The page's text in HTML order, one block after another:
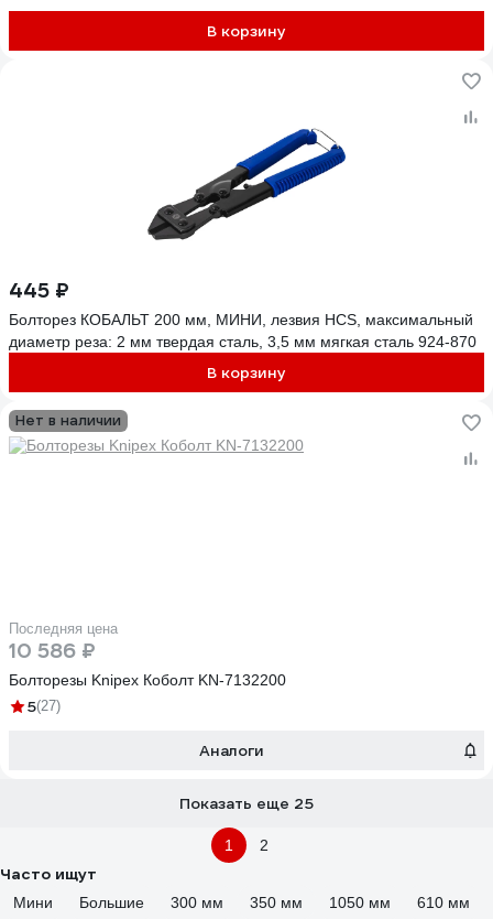
В корзину
445 ₽
Болторез КОБАЛЬТ 200 мм, МИНИ, лезвия HCS, максимальный
диаметр реза: 2 мм твердая сталь, 3,5 мм мягкая сталь 924-870
В корзину
Нет в наличии
Последняя цена
10 586 ₽
Болторезы Knipex Коболт KN-7132200
5(27)
Аналоги
Показать еще 25
1 2
Часто ищут
Мини Большие 300 мм 350 мм 1050 мм 610 мм